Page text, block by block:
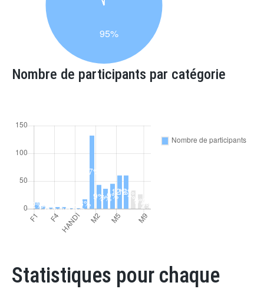
Nombre de participants par catégorie
Statistiques pour chaque